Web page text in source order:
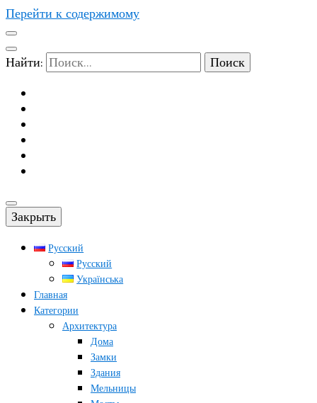
Перейти к содержимому
Найти:
Закрыть
Русский
Русский
Українська
Главная
Категории
Архитектура
Дома
Замки
Здания
Мельницы